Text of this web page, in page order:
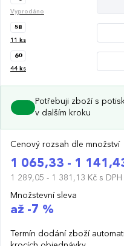
Vyprodáno
58
11 ks
60
44ks
Potřebuji zboží s
v dalším kroku
Cenový rozsah dle množství
1 065,33 - 1
1 289,05 - 1 381,13 Kč s DPH
Množstevní sleva
až -7 %
Termín dodání zboží